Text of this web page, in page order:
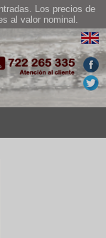
Los precios de
al valor nominal.